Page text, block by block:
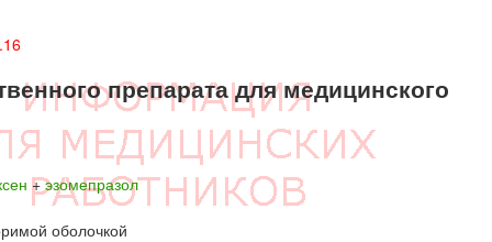
препарата для медицинского
+эзомепразол
оболочкой